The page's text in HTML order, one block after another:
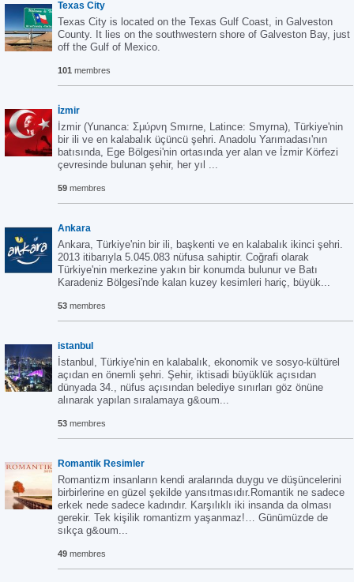
Texas City
Texas City is located on the Texas Gulf Coast, in Galveston
County. It lies on the southwestern shore of Galveston Bay, just
off the Gulf of Mexico.
101 membres
İzmir
İzmir (Yunanca: Σμύρνη Smırne, Latince: Smyrna), Türkiye'nin
bir ili ve en kalabalık üçüncü şehri. Anadolu Yarımadası'nın
batısında, Ege Bölgesi'nin ortasında yer alan ve İzmir Körfezi
çevresinde bulunan şehir, her yıl ...
59 membres
Ankara
Ankara, Türkiye'nin bir ili, başkenti ve en kalabalık ikinci şehri.
2013 itibarıyla 5.045.083 nüfusa sahiptir. Coğrafi olarak
Türkiye'nin merkezine yakın bir konumda bulunur ve Batı
Karadeniz Bölgesi'nde kalan kuzey kesimleri hariç, büyük...
53 membres
istanbul
İstanbul, Türkiye'nin en kalabalık, ekonomik ve sosyo-kültürel
açıdan en önemli şehri. Şehir, iktisadi büyüklük açısıdan
dünyada 34., nüfus açısından belediye sınırları göz önüne
alınarak yapılan sıralamaya g&oum...
53 membres
Romantik Resimler
Romantizm insanların kendi aralarında duygu ve düşüncelerini
birbirlerine en güzel şekilde yansıtmasıdır.Romantik ne sadece
erkek nede sadece kadındır. Karşılıklı iki insanda da olması
gerekir. Tek kişilik romantizm yaşanmaz!… Günümüzde de
sıkça g&oum...
49 membres